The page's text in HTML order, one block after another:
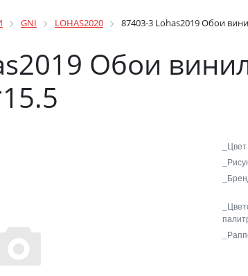
GNI LOHAS2020 87403-3 Lohas2019 Обои
Обои
_Цвет